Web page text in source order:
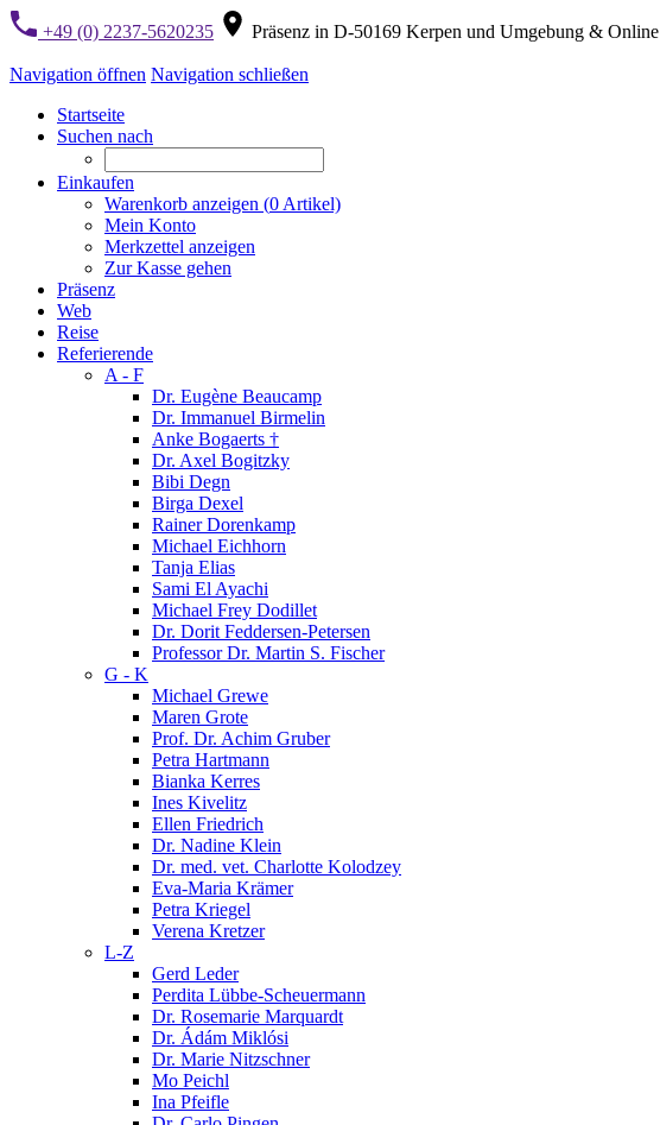
+49 (0) 2237-5620235 Präsenz in D-50169 Kerpen und Umgebung & Online
Navigation öffnen Navigation schließen
Startseite
Suchen nach
Einkaufen
Warenkorb anzeigen (0 Artikel)
Mein Konto
Merkzettel anzeigen
Zur Kasse gehen
Präsenz
Web
Reise
Referierende
A - F
Dr. Eugène Beaucamp
Dr. Immanuel Birmelin
Anke Bogaerts †
Dr. Axel Bogitzky
Bibi Degn
Birga Dexel
Rainer Dorenkamp
Michael Eichhorn
Tanja Elias
Sami El Ayachi
Michael Frey Dodillet
Dr. Dorit Feddersen-Petersen
Professor Dr. Martin S. Fischer
G - K
Michael Grewe
Maren Grote
Prof. Dr. Achim Gruber
Petra Hartmann
Bianka Kerres
Ines Kivelitz
Ellen Friedrich
Dr. Nadine Klein
Dr. med. vet. Charlotte Kolodzey
Eva-Maria Krämer
Petra Kriegel
Verena Kretzer
L-Z
Gerd Leder
Perdita Lübbe-Scheuermann
Dr. Rosemarie Marquardt
Dr. Ádám Miklósi
Dr. Marie Nitzschner
Mo Peichl
Ina Pfeifle